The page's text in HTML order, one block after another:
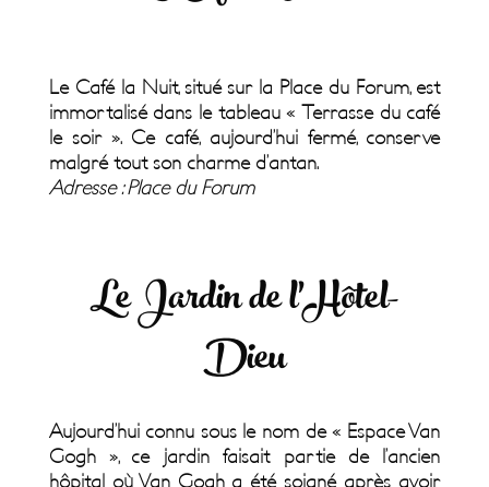
Le Café la Nuit, situé sur la Place du Forum, est
immortalisé dans le tableau « Terrasse du café
le soir ». Ce café, aujourd’hui fermé, conserve
malgré tout son charme d’antan.
Adresse : Place du Forum
Le Jardin de l’Hôtel-
Dieu
Aujourd’hui connu sous le nom de « Espace Van
Gogh », ce jardin faisait partie de l’ancien
hôpital où Van Gogh a été soigné après avoir